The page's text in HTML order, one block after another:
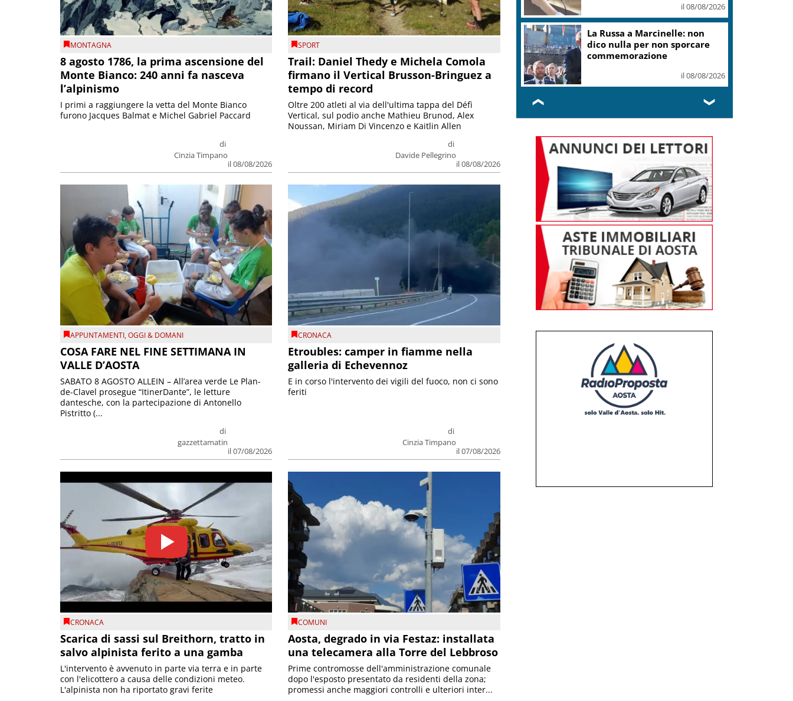
MONTAGNA
8 agosto 1786, la prima ascensione del
Monte Bianco: 240 anni fa nasceva
l’alpinismo
di
Cinzia Timpano
il 08/08/2026
I primi a raggiungere la vetta del Monte Bianco
furono Jacques Balmat e Michel Gabriel Paccard
SPORT
Trail: Daniel Thedy e Michela Comola
firmano il Vertical Brusson-Bringuez a
tempo di record
di
Davide Pellegrino
il 08/08/2026
Oltre 200 atleti al via dell'ultima tappa del Défì
Vertical, sul podio anche Mathieu Brunod, Alex
Noussan, Miriam Di Vincenzo e Kaitlin Allen
APPUNTAMENTI,OGGI & DOMANI
COSA FARE NEL FINE SETTIMANA IN
VALLE D’AOSTA
di
gazzettamatin
il 07/08/2026
SABATO 8 AGOSTO ALLEIN – All’area verde Le Plan-
de-Clavel prosegue “ItinerDante”, le letture
dantesche, con la partecipazione di Antonello
Pistritto (...
CRONACA
Etroubles: camper in fiamme nella
galleria di Echevennoz
di
Cinzia Timpano
il 07/08/2026
E in corso l'intervento dei vigili del fuoco, non ci sono
feriti
CRONACA
Scarica di sassi sul Breithorn, tratto in
salvo alpinista ferito a una gamba
L'intervento è avvenuto in parte via terra e in parte
con l'elicottero a causa delle condizioni meteo.
L'alpinista non ha riportato gravi ferite
COMUNI
Aosta, degrado in via Festaz: installata
una telecamera alla Torre del Lebbroso
Prime contromosse dell'amministrazione comunale
dopo l'esposto presentato da residenti della zona;
promessi anche maggiori controlli e ulteriori inter...
il 08/08/2026
La Russa a Marcinelle: non
dico nulla per non sporcare
commemorazione
il 08/08/2026
❮ ❯